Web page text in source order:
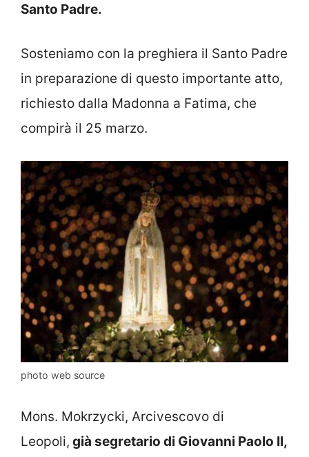
Santo Padre.
Sosteniamo con la preghiera il Santo Padre
in preparazione di questo importante atto,
richiesto dalla Madonna a Fatima, che
compirà il 25 marzo.
photo web source
Mons. Mokrzycki, Arcivescovo di
Leopoli, già segretario di Giovanni Paolo II,